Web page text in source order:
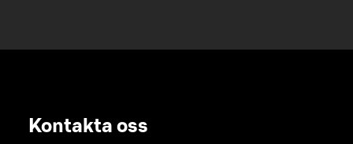
Kontakta oss